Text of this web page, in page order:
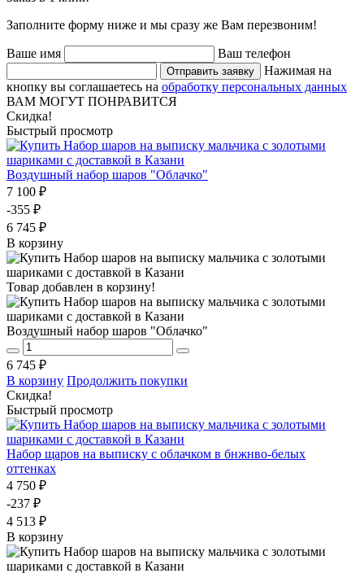
Заполните форму ниже и мы сразу же Вам перезвоним!
Ваше имя Ваш телефон
Отправить заявку
Нажимая на
кнопку вы соглашаетесь на обработку персональных данных
ВАМ МОГУТ ПОНРАВИТСЯ
Скидка!
Быстрый просмотр
Воздушный набор шаров "Облачко"
7 100 ₽
-355 ₽
6 745 ₽
В корзину
Товар добавлен в корзину!
Воздушный набор шаров "Облачко"
6 745 ₽
В корзину Продолжить покупки
Скидка!
Быстрый просмотр
Набор щаров на выписку с облачком в бнжнво-белых
оттенках
4 750 ₽
-237 ₽
4 513 ₽
В корзину